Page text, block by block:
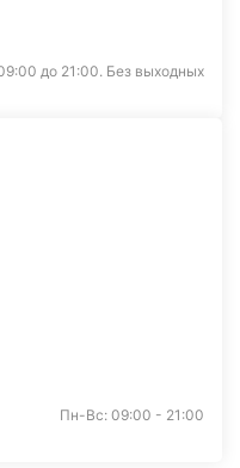
до 21:00. Без выходных
Пн-Вс: 09:00 - 21:00